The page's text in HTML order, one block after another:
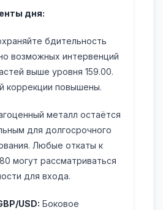
дня:
бдительность
возможных интервенций
выше уровня 159.00.
коррекции повышены.
металл остаётся
для долгосрочного
Любые откаты к
могут рассматриваться
для входа.
USD: Боковое